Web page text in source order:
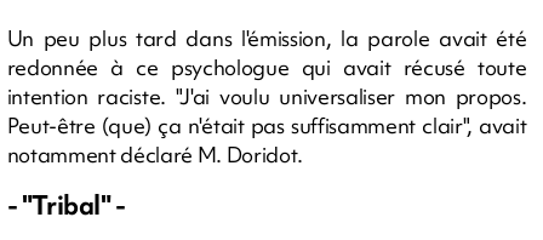
Un peu plus tard dans l'émission, la parole avait été
redonnée à ce psychologue qui avait récusé toute
intention raciste. "J'ai voulu universaliser mon propos.
Peut-être (que) ça n'était pas suffisamment clair", avait
notamment déclaré M. Doridot.
- "Tribal" -